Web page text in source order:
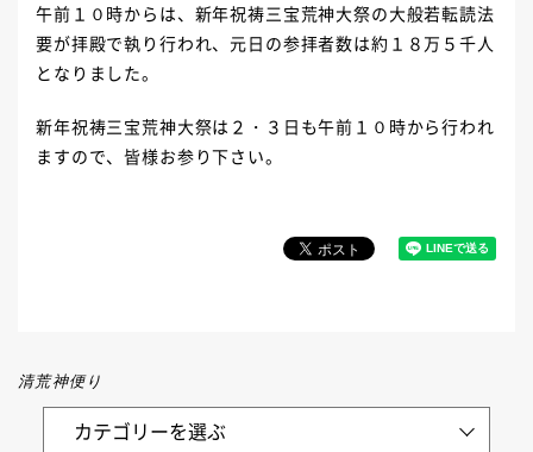
午前１０時からは、新年祝祷三宝荒神大祭の大般若転読法
要が拝殿で執り行われ、元日の参拝者数は約１８万５千人
となりました。
新年祝祷三宝荒神大祭は２・３日も午前１０時から行われ
ますので、皆様お参り下さい。
清荒神便り